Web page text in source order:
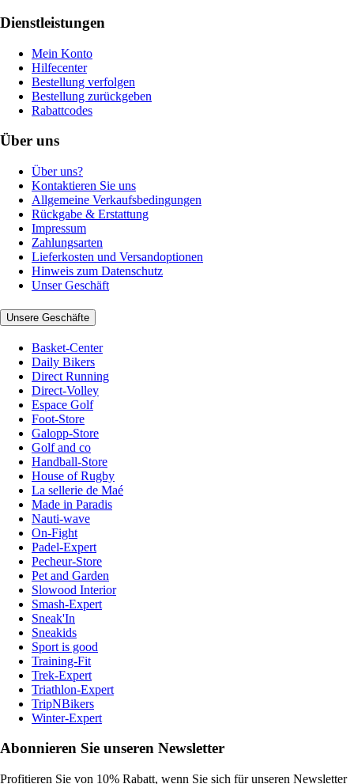
Dienstleistungen
Mein Konto
Hilfecenter
Bestellung verfolgen
Bestellung zurückgeben
Rabattcodes
Über uns
Über uns?
Kontaktieren Sie uns
Allgemeine Verkaufsbedingungen
Rückgabe & Erstattung
Impressum
Zahlungsarten
Lieferkosten und Versandoptionen
Hinweis zum Datenschutz
Unser Geschäft
Unsere Geschäfte
Basket-Center
Daily Bikers
Direct Running
Direct-Volley
Espace Golf
Foot-Store
Galopp-Store
Golf and co
Handball-Store
House of Rugby
La sellerie de Maé
Made in Paradis
Nauti-wave
On-Fight
Padel-Expert
Pecheur-Store
Pet and Garden
Slowood Interior
Smash-Expert
Sneak'In
Sneakids
Sport is good
Training-Fit
Trek-Expert
Triathlon-Expert
TripNBikers
Winter-Expert
Abonnieren Sie unseren Newsletter
Profitieren Sie von 10% Rabatt, wenn Sie sich für unseren Newsletter